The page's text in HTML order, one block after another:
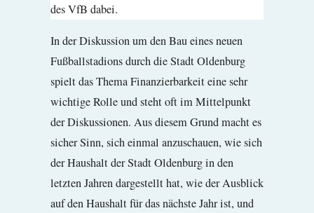
des VfB dabei.
In der Diskussion um den Bau eines neuen
Fußballstadions durch die Stadt Oldenburg
spielt das Thema Finanzierbarkeit eine sehr
wichtige Rolle und steht oft im Mittelpunkt
der Diskussionen. Aus diesem Grund macht es
sicher Sinn, sich einmal anzuschauen, wie sich
der Haushalt der Stadt Oldenburg in den
letzten Jahren dargestellt hat, wie der Ausblick
auf den Haushalt für das nächste Jahr ist, und